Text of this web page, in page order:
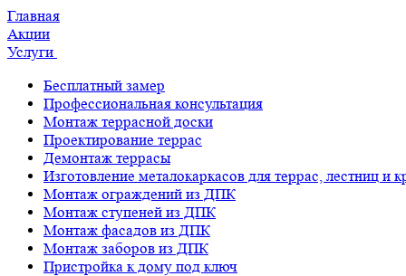
Главная
Акции
Услуги
Бесплатный замер
Профессиональная консультация
Монтаж террасной доски
Проектирование террас
Демонтаж террасы
Изготовление металокаркасов для террас, лестниц и
Монтаж ограждений из ДПК
Монтаж ступеней из ДПК
Монтаж фасадов из ДПК
Монтаж заборов из ДПК
Пристройка к дому под ключ